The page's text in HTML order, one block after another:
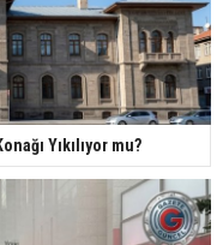
Yıkılıyor mu?